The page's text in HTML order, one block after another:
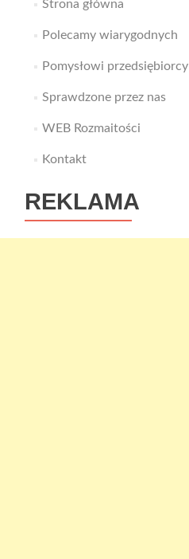
Strona główna
Polecamy wiarygodnych
Pomysłowi przedsiębiorcy
Sprawdzone przez nas
WEB Rozmaitości
Kontakt
REKLAMA